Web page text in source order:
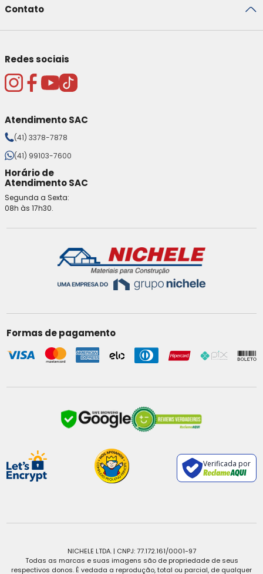
Contato
Redes sociais
Atendimento SAC
(41) 3378-7878
(41) 99103-7600
Horário de
Atendimento SAC
Segunda a Sexta:
08h às 17h30.
Formas de pagamento
Verificada por
NICHELE LTDA. | CNPJ: 77.172.161/0001-97
Todas as marcas e suas imagens são de propriedade de seus
respectivos donos. É vedada a reprodução, total ou parcial, de qualquer